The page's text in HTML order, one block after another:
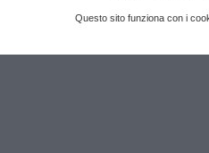
Questo sito funziona con i